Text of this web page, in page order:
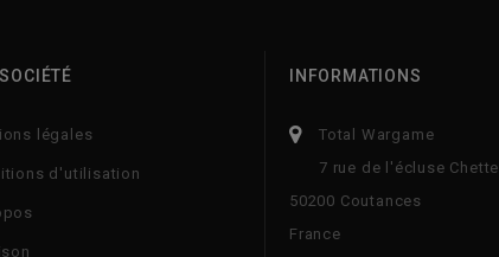
légales
d'utilisation
INFORMATIONS
Total Wargame
7 rue de l'écluse Chette
50200 Coutances
France